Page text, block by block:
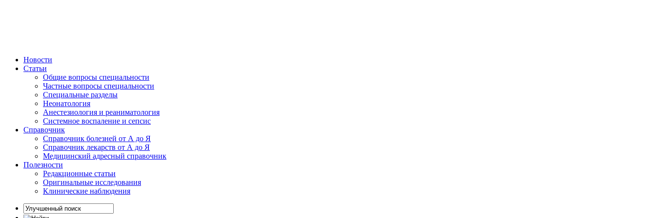
Новости
Статьи
Общие вопросы специальности
Частные вопросы специальности
Специальные разделы
Неонатология
Анестезиология и реаниматология
Системное воспаление и сепсис
Справочник
Справочник болезней от А до Я
Справочник лекарств от А до Я
Медицинский адресный справочник
Полезности
Редакционные статьи
Оригинальные исследования
Клинические наблюдения